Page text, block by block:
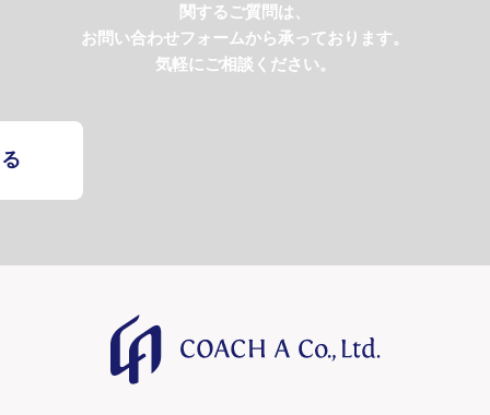
関するご質問は、
お問い合わせフォームから承っております。
気軽にご相談ください。